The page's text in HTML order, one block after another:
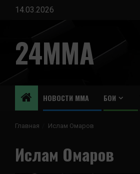
Перейти
содержимому
14.03.2026
24MMA
НОВОСТИ ММА БОИ
Главная Ислам Омаров
Ислам Омаров